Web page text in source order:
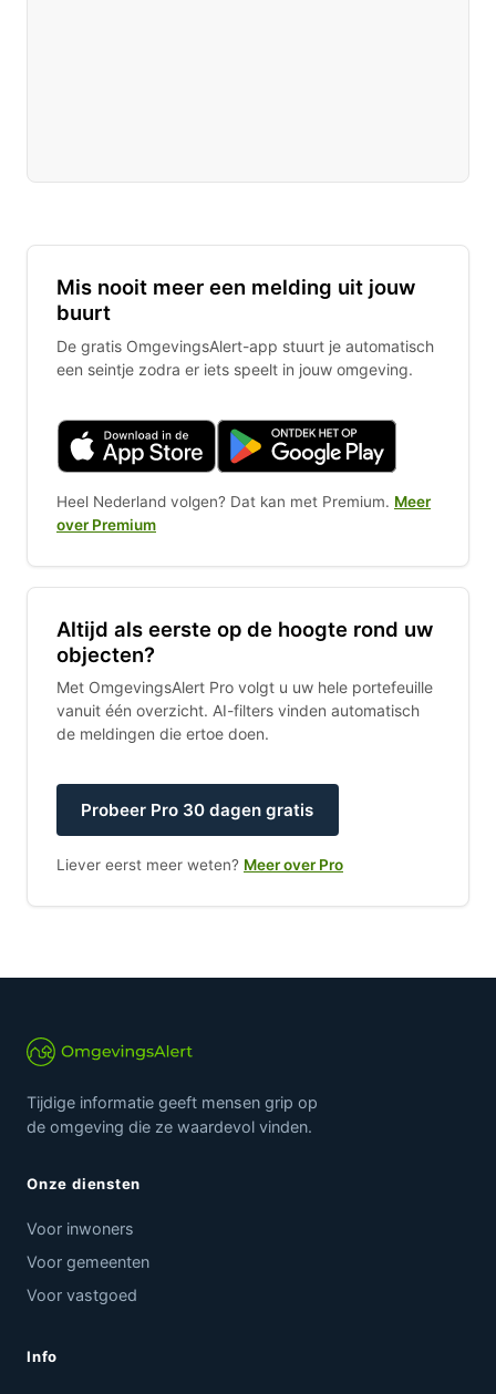
Mis nooit meer een melding uit jouw
buurt
De gratis OmgevingsAlert-app stuurt je automatisch
een seintje zodra er iets speelt in jouw omgeving.
Heel Nederland volgen? Dat kan met Premium. Meer
over Premium
Altijd als eerste op de hoogte rond uw
objecten?
Met OmgevingsAlert Pro volgt u uw hele portefeuille
vanuit één overzicht. AI-filters vinden automatisch
de meldingen die ertoe doen.
Probeer Pro 30 dagen gratis
Liever eerst meer weten? Meer over Pro
Tijdige informatie geeft mensen grip op
de omgeving die ze waardevol vinden.
Onze diensten
Voor inwoners
Voor gemeenten
Voor vastgoed
Info